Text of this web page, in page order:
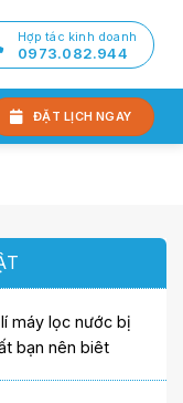
Hợp tác kinh doanh
0973.082.944
ĐẶT LỊCH NGAY
máy lọc nước bị
bạn nên biêt